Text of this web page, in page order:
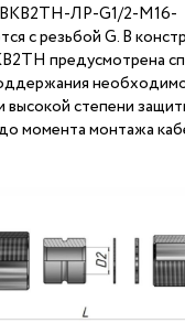
ВКВ2ТН-ЛР-G1/2-М16-
с резьбой G. В
предусмотрена
высокой степени
момента монтажа